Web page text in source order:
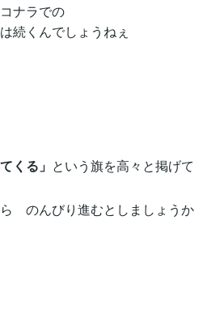
ナラでの
続くんでしょうねぇ
くる」 という旗を高々と掲げて
のんびり進むとしましょうか